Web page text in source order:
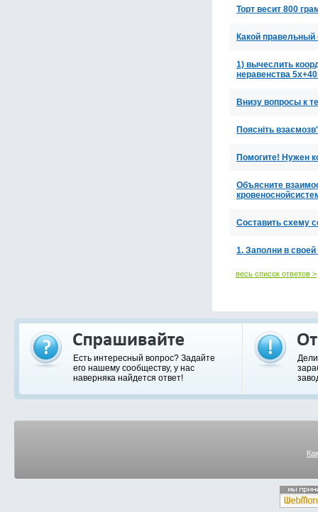
Торт весит 800
Какой правельный
1) вычеслить
неравенства
Внизу вопросы к
Поясніть
Помогите! Нужен
Объясните
Составить схему
1. Заполни в
весь список ответов >
Есть интересный вопрос? Задайте
его нашему сообществу, у нас
наверняка найдется ответ!